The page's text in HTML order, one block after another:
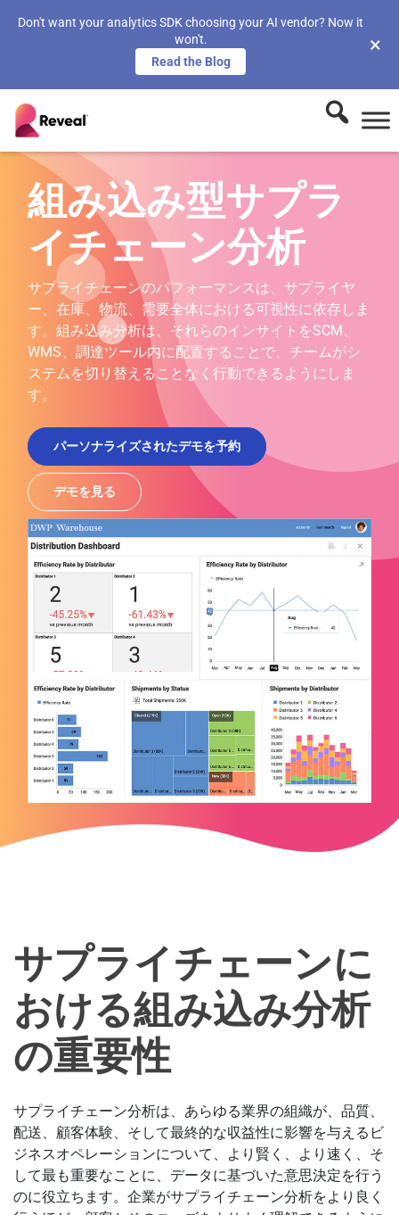
Don't want your analytics SDK choosing your AI vendor? Now it
won't.
Read the Blog
×
組み込み型サプラ
イチェーン分析
サプライチェーンのパフォーマンスは、サプライヤ
ー、在庫、物流、需要全体における可視性に依存しま
す。組み込み分析は、それらのインサイトをSCM、
WMS、調達ツール内に配置することで、チームがシ
ステムを切り替えることなく行動できるようにしま
す。
パーソナライズされたデモを予約
デモを見る
サプライチェーンに
おける組み込み分析
の重要性
サプライチェーン分析は、あらゆる業界の組織が、品質、
配送、顧客体験、そして最終的な収益性に影響を与えるビ
ジネスオペレーションについて、より賢く、より速く、そ
して最も重要なことに、データに基づいた意思決定を行う
のに役立ちます。企業がサプライチェーン分析をより良く